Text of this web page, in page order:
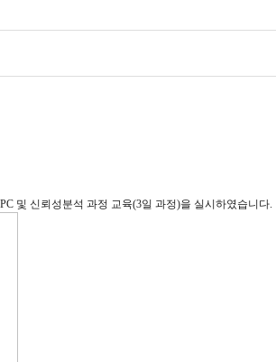
및 신뢰성분석 과정 교육(3일 과정)을 실시하였습니다.